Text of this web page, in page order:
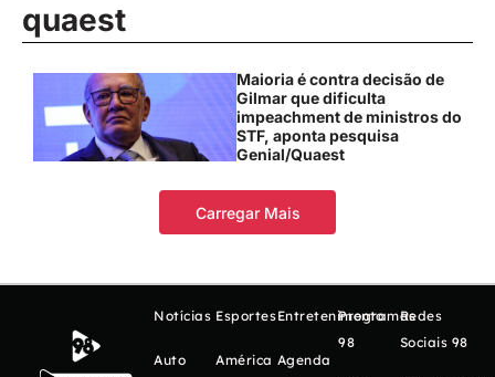
quaest
Maioria é contra decisão de
Gilmar que dificulta
impeachment de ministros do
STF, aponta pesquisa
Genial/Quaest
Carregar Mais
Notícias
Auto
Esportes
América
Entretenimento
Agenda
Programas
98
Redes
Sociais 98